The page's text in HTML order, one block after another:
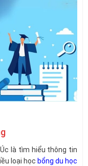
là tìm hiểu thông tin
loại học bổng du học